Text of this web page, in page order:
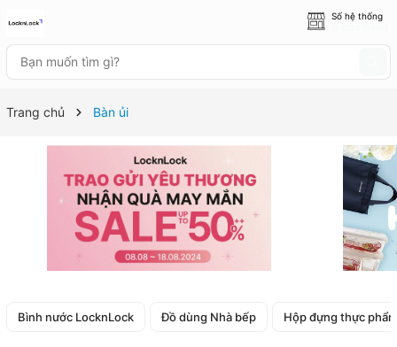
Số hệ thống
Trang chủ Bàn ủi
Bình nước LocknLock Đồ dùng Nhà bếp Hộp đựng thực phẩm